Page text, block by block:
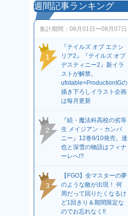
週間記事ランキング
集計期間： 08月01日〜08月07日
1
『テイルズ オブ エクシ
リア2』『テイルズ オブ
デスティニー2』新イラ
ストが解禁。
ufotable×ProductionIGの
描き下ろしイラスト企画
は毎月更新
2
『続・魔法科高校の劣等
生 メイジアン・カンパ
ニー』12巻9/10発売。達
也と深雪の物語はフィナ
ーレへ!?
3
【FGO】全マスターの夢
のような敵が出現！ 何
周だって回りたくなるけ
ど1回きり＆期間限定な
のでお忘れなく!!